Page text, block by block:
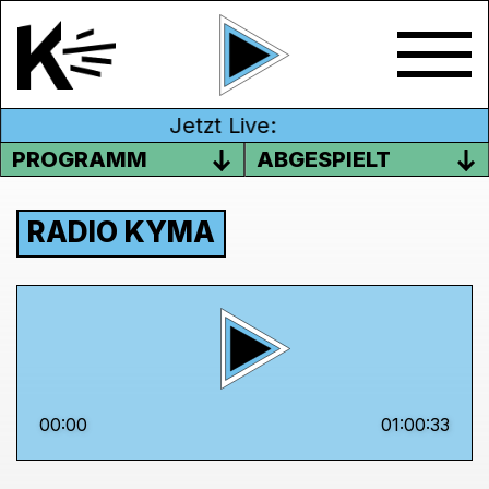
Jetzt Live:
PROGRAMM
ABGESPIELT
RADIO KYMA
00:00 01:00:33